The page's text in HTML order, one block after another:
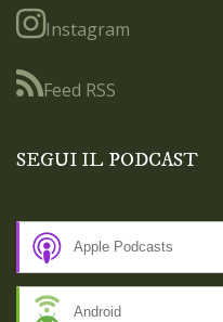
Instagram
Feed RSS
SEGUI IL PODCAST
Apple Podcasts
Android